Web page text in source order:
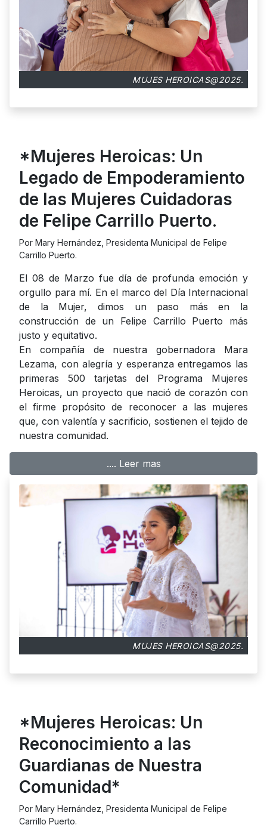
MUJES HEROICAS@2025.
*Mujeres Heroicas: Un
Legado de Empoderamiento
de las Mujeres Cuidadoras
de Felipe Carrillo Puerto.
Por Mary Hernández, Presidenta Municipal de Felipe
Carrillo Puerto.
El 08 de Marzo fue día de profunda emoción y
orgullo para mí. En el marco del Día Internacional
de la Mujer, dimos un paso más en la
construcción de un Felipe Carrillo Puerto más
justo y equitativo.
En compañía de nuestra gobernadora Mara
Lezama, con alegría y esperanza entregamos las
primeras 500 tarjetas del Programa Mujeres
Heroicas, un proyecto que nació de corazón con
el firme propósito de reconocer a las mujeres
que, con valentía y sacrificio, sostienen el tejido de
nuestra comunidad.
.... Leer mas
MUJES HEROICAS@2025.
*Mujeres Heroicas: Un
Reconocimiento a las
Guardianas de Nuestra
Comunidad*
Por Mary Hernández, Presidenta Municipal de Felipe
Carrillo Puerto.